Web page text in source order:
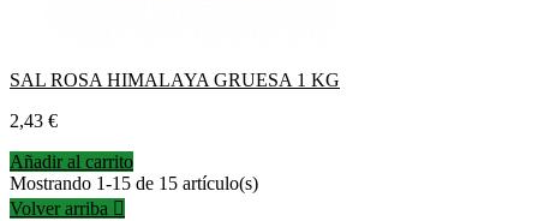
SAL ROSA HIMALAYA GRUESA 1 KG
Precio
2,43 €
Añadir al carrito
Mostrando 1-15 de 15 artículo(s)
Volver arriba 